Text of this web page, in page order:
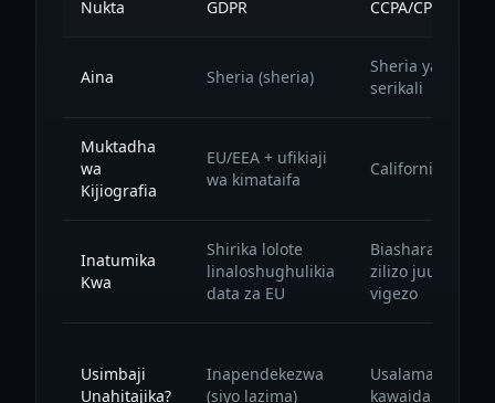
Nukta GDPR CCPA/CPRA
Aina Sheria (sheria)
Sheria ya
serikali
Muktadha
wa
Kijiografia
EU/EEA + ufikiaji
wa kimataifa
California
Inatumika
Kwa
Shirika lolote
linaloshughulikia
data za EU
Biashara
zilizo juu ya
vigezo
Usimbaji
Unahitajika?
Inapendekezwa
(siyo lazima)
Usalama wa
kawaida